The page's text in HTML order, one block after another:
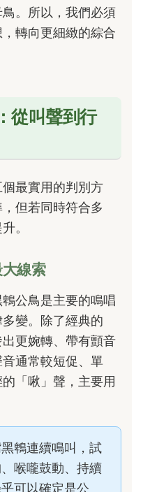
。所以，我們必須
轉向更細緻的綜合
從叫聲到行
最實用的判別方
但若同時符合多
。
線索
公鳥是主要的鳴唱
變。除了經典的
出更婉轉、帶有顫音
通常較短促、單
「啾」聲，主要用
黑鵯連續鳴叫，試
喉嚨鼓動、持續
可以確定是公